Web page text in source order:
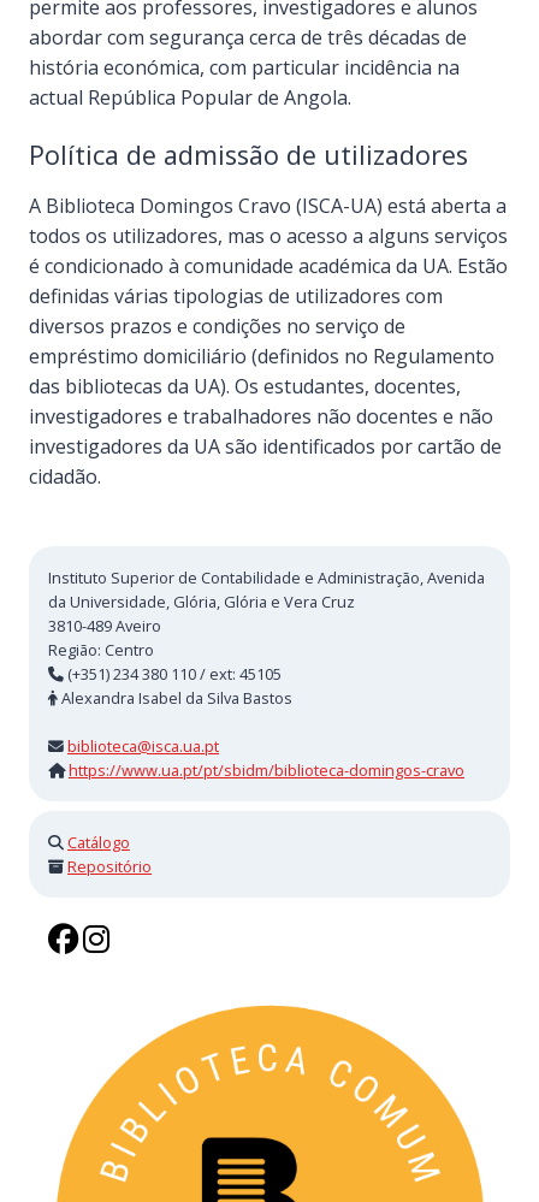
permite aos professores, investigadores e alunos
abordar com segurança cerca de três décadas de
história económica, com particular incidência na
actual República Popular de Angola.
Política de admissão de utilizadores
A Biblioteca Domingos Cravo (ISCA-UA) está aberta a
todos os utilizadores, mas o acesso a alguns serviços
é condicionado à comunidade académica da UA. Estão
definidas várias tipologias de utilizadores com
diversos prazos e condições no serviço de
empréstimo domiciliário (definidos no Regulamento
das bibliotecas da UA). Os estudantes, docentes,
investigadores e trabalhadores não docentes e não
investigadores da UA são identificados por cartão de
cidadão.
Instituto Superior de Contabilidade e Administração, Avenida
da Universidade, Glória, Glória e Vera Cruz
3810-489Aveiro
Região: Centro
(+351) 234 380 110 / ext: 45105
Alexandra Isabel da Silva Bastos
biblioteca@isca.ua.pt
https://www.ua.pt/pt/sbidm/biblioteca-domingos-cravo
Catálogo
Repositório